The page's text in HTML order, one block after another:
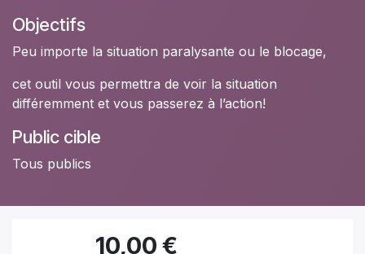
Objectifs
Peu importe la situation paralysante ou le blocage,
cet outil vous permettra de voir la situation
différemment et vous passerez à l’action!
Public cible
Tous publics
10,00 €